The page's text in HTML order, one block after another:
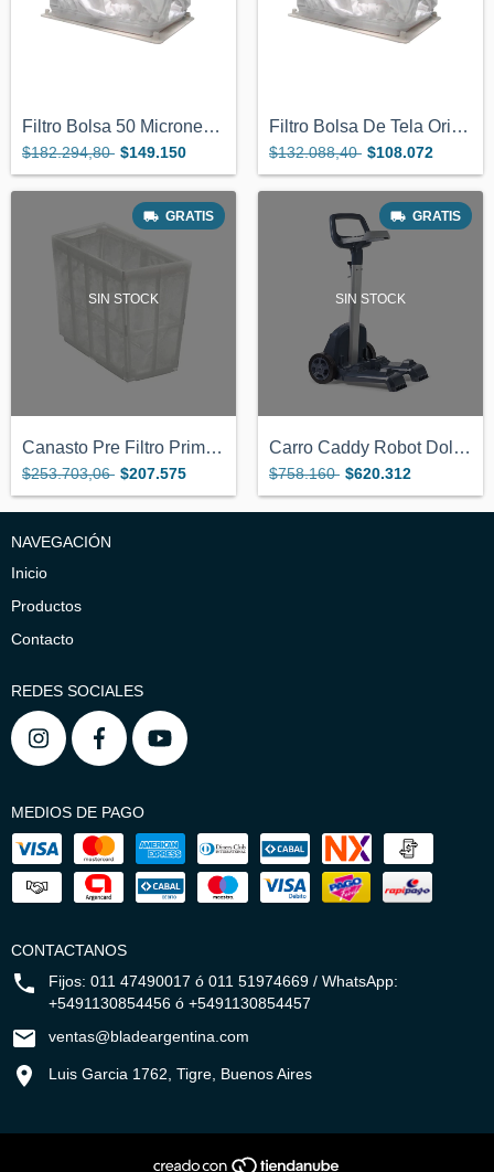
Filtro Bolsa 50 Micrones Robot Dolphin G...
$182.294,80 $149.150
Filtro Bolsa De Tela Original Robot Dolp...
$132.088,40 $108.072
SIN STOCK
GRATIS
Canasto Pre Filtro Primavera Robot Dolph...
$253.703,06 $207.575
SIN STOCK
GRATIS
Carro Caddy Robot Dolphin Maytronics S30...
$758.160 $620.312
NAVEGACIÓN
Inicio
Productos
Contacto
REDES SOCIALES
MEDIOS DE PAGO
CONTACTANOS
Fijos: 011 47490017 ó 011 51974669 / WhatsApp:
+5491130854456 ó +5491130854457
ventas@bladeargentina.com
Luis Garcia 1762, Tigre, Buenos Aires